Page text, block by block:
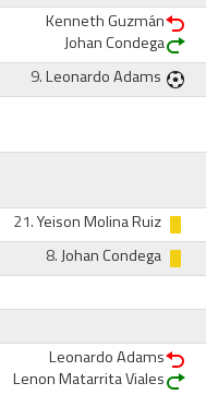
Kenneth Guzmán
Johan Condega
9.Leonardo Adams
21.Yeison Molina Ruiz
8.Johan Condega
Leonardo Adams
Lenon Matarrita Viales